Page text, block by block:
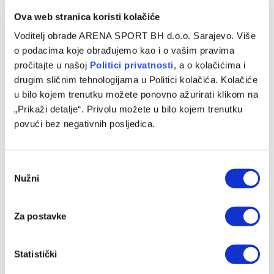
Ova web stranica koristi kolačiće
Voditelj obrade ARENA SPORT BH d.o.o. Sarajevo. Više
o podacima koje obrađujemo kao i o vašim pravima
pročitajte u našoj Politici privatnosti, a o kolačićima i
drugim sličnim tehnologijama u Politici kolačića. Kolačiće
u bilo kojem trenutku možete ponovno ažurirati klikom na
„Prikaži detalje“. Privolu možete u bilo kojem trenutku
povući bez negativnih posljedica.
Selection
Nužni
Za postavke
Statistički
Arena Sport i WWin tim kola: Ilić režirao pobjedu Plemića,
čudesne intervencije Banića
10/08/2026